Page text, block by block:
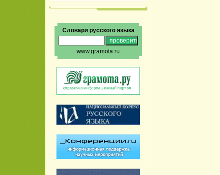
Словари русского языка
www.gramota.ru